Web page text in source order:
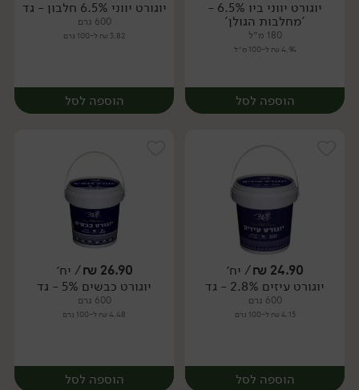
יח׳ יח׳
יוגורט יווני ביו 6.5% -
'מחלבות הגולן'
180 מ״ל
4.94 ₪ ל-100 מ״ל
הוספה לסל
יח׳
יוגורט יווני 6.5% חלבון - גד
600 גרם
3.82 ₪ ל-100 גרם
הוספה לסל
יח׳
24.90
₪/ יח׳
יוגורט עיזים 2.8% - גד
600 גרם
4.15 ₪ ל-100 גרם
הוספה לסל
26.90
₪/ יח׳
יוגורט כבשים 5% - גד
600 גרם
4.48 ₪ ל-100 גרם
הוספה לסל